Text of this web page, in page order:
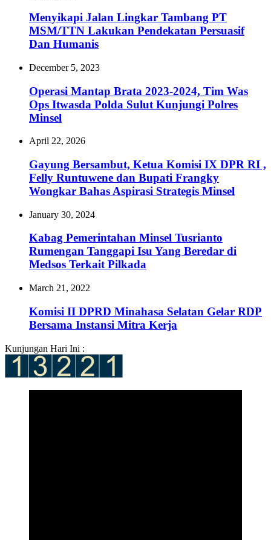
Menyikapi Jalan Lingkar Tambang PT
MSM/TTN Lakukan Pendekatan Persuasif
Dan Humanis
December 5, 2023
Operasi Mantap Brata 2023-2024, Tim Was
Ops Itwasda Polda Sulut Kunjungi Polres
Minsel
April 22, 2026
‎Gayung Bersambut, Ketua Komisi IX DPR RI ,
Felly Runtuwene dan Bupati Frangky
Wongkar Bahas Aspirasi Strategis Minsel
January 30, 2024
Kabag Pemerintahan Minsel Tusrianto
Rumengan Tanggapi Isu Yang Beredar di
Medsos Terkait Pilkada
March 21, 2022
Komisi II DPRD Minahasa Selatan Gelar RDP
Bersama Instansi Mitra Kerja
Kunjungan Hari Ini :